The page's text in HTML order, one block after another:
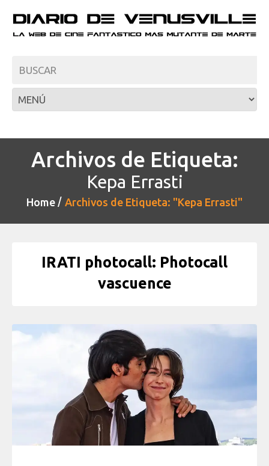
Archivos de Etiqueta:
Kepa Errasti
Home Archivos de Etiqueta: "Kepa Errasti"
IRATI photocall: Photocall
vascuence